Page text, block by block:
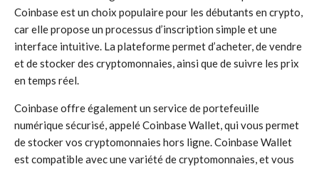
Coinbase est un choix populaire pour les débutants en crypto,
car elle propose un processus d’inscription simple et une
interface intuitive. La plateforme permet d’acheter, de vendre
et de stocker des cryptomonnaies, ainsi que de suivre les prix
en temps réel.
Coinbase offre également un service de portefeuille
numérique sécurisé, appelé Coinbase Wallet, qui vous permet
de stocker vos cryptomonnaies hors ligne. Coinbase Wallet
est compatible avec une variété de cryptomonnaies, et vous